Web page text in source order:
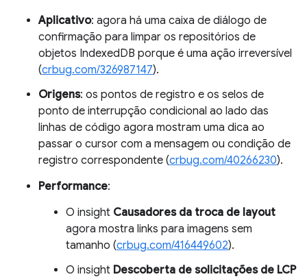
Aplicativo: agora há uma caixa de diálogo de
confirmação para limpar os repositórios de
objetos IndexedDB porque é uma ação irreversível
(crbug.com/326987147).
Origens: os pontos de registro e os selos de
ponto de interrupção condicional ao lado das
linhas de código agora mostram uma dica ao
passar o cursor com a mensagem ou condição de
registro correspondente (crbug.com/40266230).
Performance:
O insight Causadores da troca de layout
agora mostra links para imagens sem
tamanho (crbug.com/416449602).
O insight Descoberta de solicitações de LCP